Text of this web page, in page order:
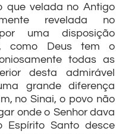
que velada no Antigo
revelada no
uma disposição
como Deus tem o
todas as
desta admirável
grande diferença
no Sinai, o povo não
onde o Senhor dava
Espírito Santo desce